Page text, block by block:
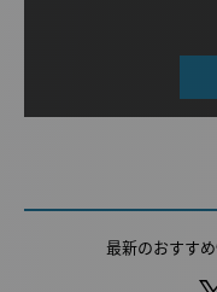
最新のおすす